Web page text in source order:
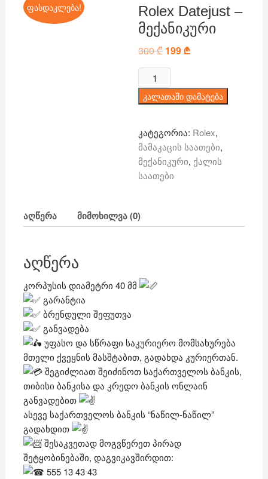
ფასდაკლება!
Rolex Datejust –
მექანიკური
300₾ Original
was:
199₾Current
რაოდენობა:
Rolex
Datejust
მექანიკური
კალათაში დამატება
კატეგორია: Rolex,
მამაკაცის საათები,
მექანიკური, ქალის
საათები
აღწერა მიმოხილვა (0)
აღწერა
კორპუსის დიამეტრი 40 მმ
გარანტია
ბრენდული შეფუთვა
განვადება
უფასო და სწრაფი საკურიერო მომსახურება
მთელი ქვეყნის მასშტაბით, გადახდა კურიერთან.
შეგიძლიათ შეიძინოთ საქართველოს ბანკის,
თიბისი ბანკისა და კრედო ბანკის ონლაინ
განვადებით
ასევე საქართველოს ბანკის “ნაწილ-ნაწილ”
გადახდით
შესაკვეთად მოგვწერეთ პირად
შეტყობინებაში, დაგვიკავშირდით:
555 13 43 43